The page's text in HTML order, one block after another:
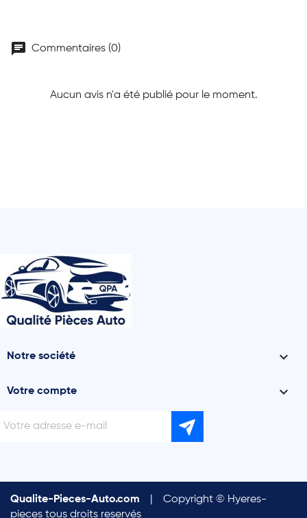
chat Commentaires (0)
Aucun avis n'a été publié pour le moment.
Notre société 
Votre compte 
Qualite-Pieces-Auto.com
Copyright © Hyeres-
pieces tous droits reservés